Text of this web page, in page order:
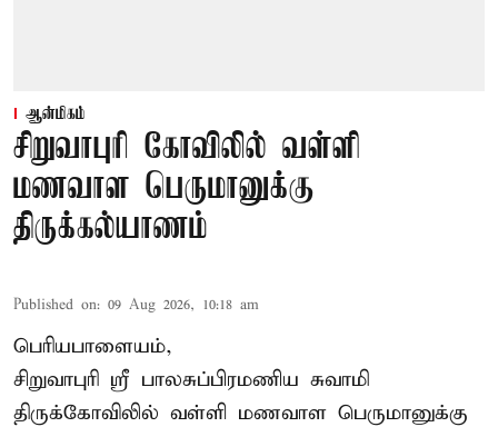
ஆன்மிகம்
சிறுவாபுரி கோவிலில் வள்ளி
மணவாள பெருமானுக்கு
திருக்கல்யாணம்
Published on: 09 Aug 2026, 10:18 am
பெரியபாளையம்,
சிறுவாபுரி ஸ்ரீ பாலசுப்பிரமணிய சுவாமி
திருக்கோவிலில் வள்ளி மணவாள பெருமானுக்கு